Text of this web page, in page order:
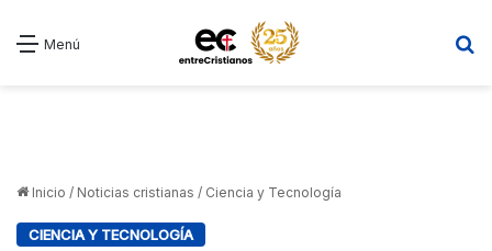
Menú
Inicio / Noticias cristianas / Ciencia y Tecnología
CIENCIA Y TECNOLOGÍA